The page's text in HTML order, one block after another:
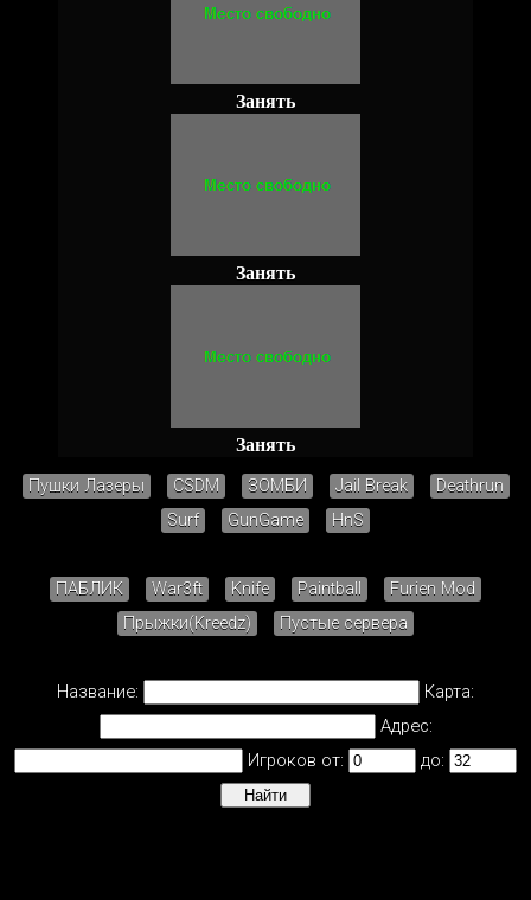
Занять
Занять
Занять
Пушки Лазеры CSDM ЗОМБИ Jail Break
Deathrun
Surf
GunGame HnS
ПАБЛИК War3ft Knife Paintball
Furien Mod
Прыжки(Kreedz)
Пустые сервера
Название:
Карта:
Адрес:
Игроков от:
до: